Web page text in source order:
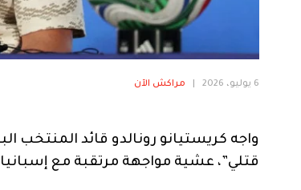
6 يوليو، 2026 مراكش الآن
قتلي”، عشية مواجهة مرتقبة مع إسبانيا في ثمن